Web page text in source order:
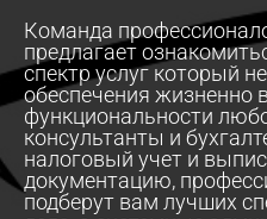
Команда
предлагает
спектр услуг который
обеспечения жизненно
функциональности
консультанты и
налоговый учет и
документацию,
подберут вам лучших